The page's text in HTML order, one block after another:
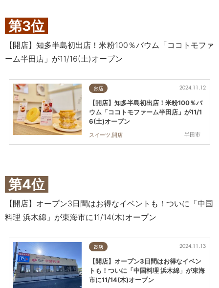
第3位
【開店】知多半島初出店！米粉100％バウム「ココトモファ
ーム半田店」が11/16(土)オープン
お店
半田市
2024.11.12
【開店】知多半島初出店！米粉100％バ
ウム「ココトモファーム半田店」が11/1
6(土)オープン
スイーツ,開店
第4位
【開店】オープン3日間はお得なイベントも！ついに「中国
料理 浜木綿」が東海市に11/14(木)オープン
お店 2024.11.13
【開店】オープン3日間はお得なイベン
トも！ついに「中国料理 浜木綿」が東海
市に11/14(木)オープン